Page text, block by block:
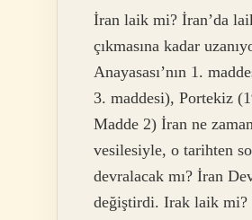
İran laik mi? İran’da
çıkmasına kadar
Anayasası’nın 1.
3. maddesi), Portekiz
Madde 2) İran ne
vesilesiyle, o tarihten
devralacak mı? İran
değiştirdi. Irak laik